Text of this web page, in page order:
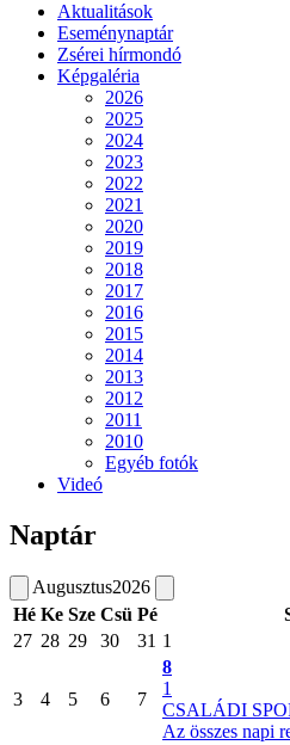
Aktualitások
Eseménynaptár
Zsérei hírmondó
Képgaléria
2026
2025
2024
2023
2022
2021
2020
2019
2018
2017
2016
2015
2014
2013
2012
2011
2010
Egyéb fotók
Videó
Naptár
Augusztus2026
Hé Ke Sze Csü Pé
27 28 29 30 31 1
3 4 5 6 7
8
1
CSALÁDI
Az összes napi